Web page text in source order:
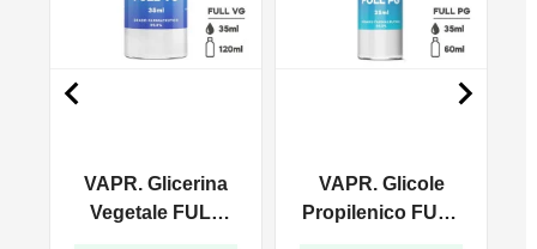
VAPR. Glicerina
Vegetale FULL
VAPR. Glicole
Propilenico FULL
 